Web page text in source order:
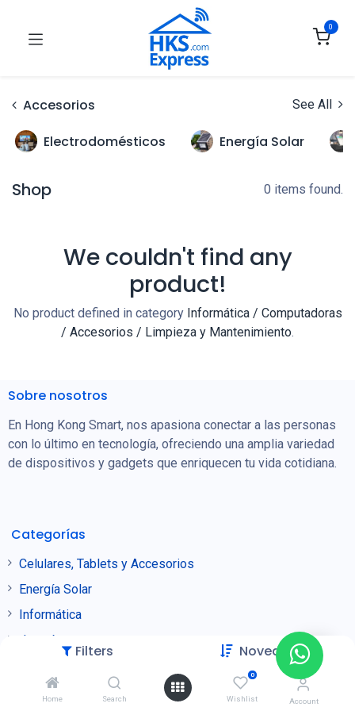
Filters Novedades
Home Search
0
Wishlist Account
0
Accesorios See All
Electrodomésticos Energía Solar
Shop 0 items found.
We couldn't find any
product!
No product defined in category Informática / Computadoras
/ Accesorios / Limpieza y Mantenimiento.
Sobre nosotros
En Hong Kong Smart, nos apasiona conectar a las personas
con lo último en tecnología, ofreciendo una amplia variedad
de dispositivos y gadgets que enriquecen tu vida cotidiana.
Categorías
Celulares, Tablets y Accesorios
Energía Solar
Informática
Joyería
Seguridad